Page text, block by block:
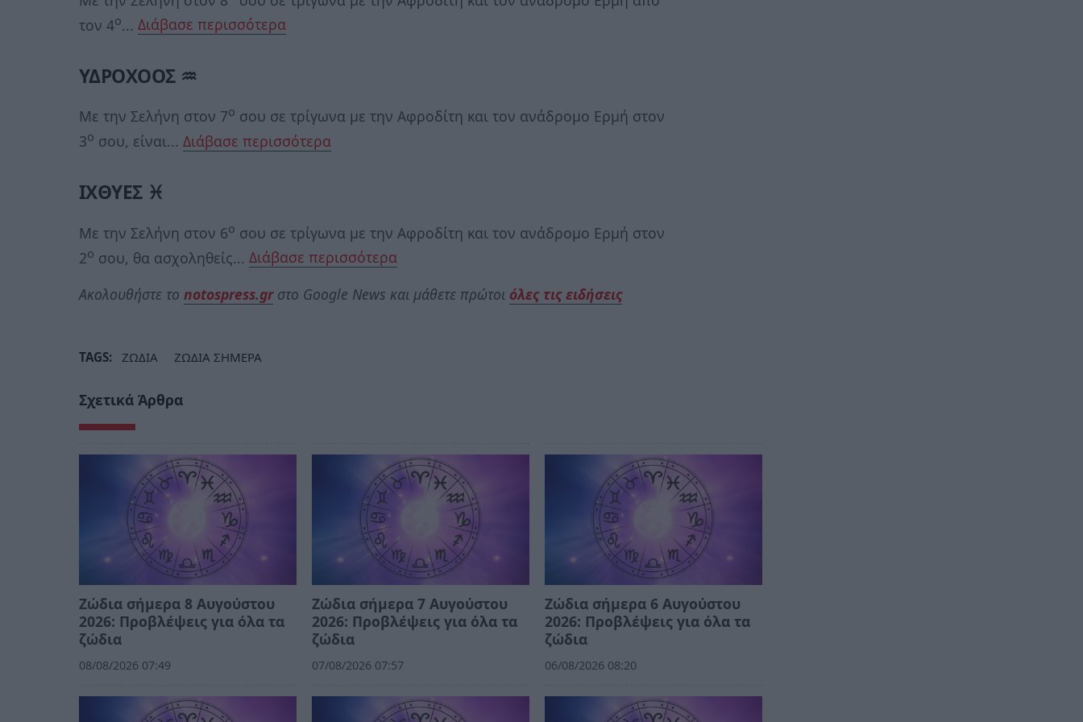
τον 4ο... Διάβασε περισσότερα
ΥΔΡΟΧΟΟΣ ♒
Με την Σελήνη στον 7ο σου σε τρίγωνα με την Αφροδίτη και τον ανάδρομο Ερμή στον
3ο σου, είναι... Διάβασε περισσότερα
ΙΧΘΥΕΣ ♓
Με την Σελήνη στον 6ο σου σε τρίγωνα με την Αφροδίτη και τον ανάδρομο Ερμή στον
2ο σου, θα ασχοληθείς... Διάβασε περισσότερα
Ακολουθήστε το notospress.grστο Google News και μάθετε πρώτοι όλες τις ειδήσεις
TAGS: ΖΩΔΙΑ ΖΩΔΙΑ ΣΗΜΕΡΑ
Σχετικά Άρθρα
Ζώδια σήμερα 8 Αυγούστου
2026: Προβλέψεις για όλα τα
ζώδια
08/08/2026 07:49
Ζώδια σήμερα 7 Αυγούστου
2026: Προβλέψεις για όλα τα
ζώδια
07/08/2026 07:57
Ζώδια σήμερα 6 Αυγούστου
2026: Προβλέψεις για όλα τα
ζώδια
06/08/2026 08:20